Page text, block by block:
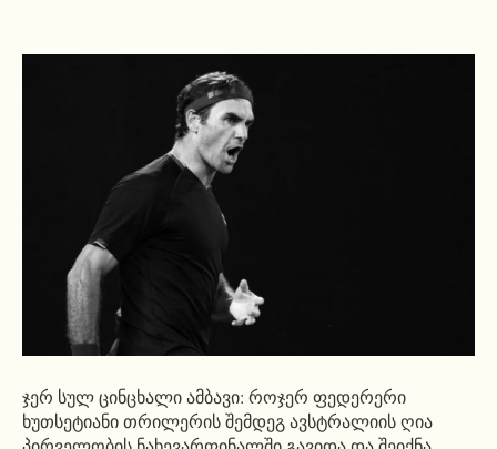
ჯერ სულ ცინცხალი ამბავი: როჯერ ფედერერი
ხუთსეტიანი თრილერის შემდეგ ავსტრალიის ღია